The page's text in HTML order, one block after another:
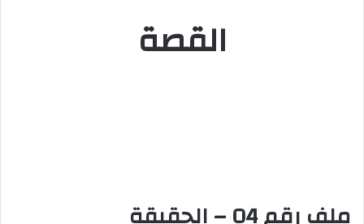
القصة